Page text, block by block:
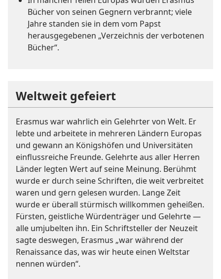
Bücher von seinen Gegnern verbrannt; viele
Jahre standen sie in dem vom Papst
herausgegebenen „Verzeichnis der verbotenen
Bücher“.
Weltweit gefeiert
Erasmus war wahrlich ein Gelehrter von Welt. Er
lebte und arbeitete in mehreren Ländern Europas
und gewann an Königshöfen und Universitäten
einflussreiche Freunde. Gelehrte aus aller Herren
Länder legten Wert auf seine Meinung. Berühmt
wurde er durch seine Schriften, die weit verbreitet
waren und gern gelesen wurden. Lange Zeit
wurde er überall stürmisch willkommen geheißen.
Fürsten, geistliche Würdenträger und Gelehrte —
alle umjubelten ihn. Ein Schriftsteller der Neuzeit
sagte deswegen, Erasmus „war während der
Renaissance das, was wir heute einen Weltstar
nennen würden“.